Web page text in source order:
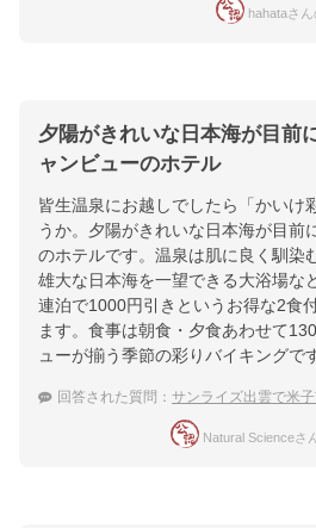
hahataさ
夕陽がきれいな日本海が目前
ャンビューのホテル
皆生温泉にお越しでしたら「かいけ
うか。夕陽がきれいな日本海が目前
のホテルです。温泉は肌に良く馴染
雄大な日本海を一望できる大浴場な
連泊で1000円引きというお得な2食
ます。食事は朝食・夕食あわせて
ューが揃う季節の彩りバイキングで
回答された質問： サンライズ出雲で米子市の皆生温泉に行き
Natural Scienceさ